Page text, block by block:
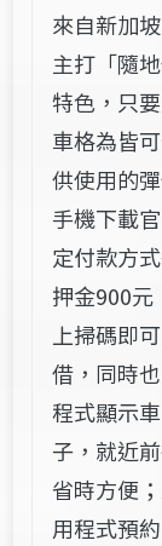
來自新加
主打「隨
特色，只
車格為皆
供使用的
手機下載
定付款方
押金900元
上掃碼即
借，同時
程式顯示
子，就近
省時方便
用程式預